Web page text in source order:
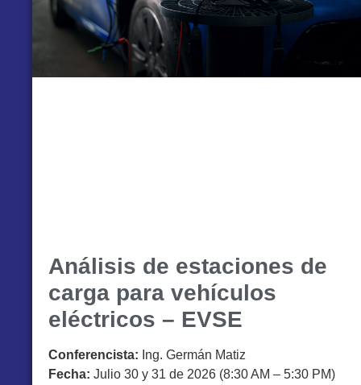
Análisis de estaciones de
carga para vehículos
eléctricos – EVSE
Conferencista: Ing. Germán Matiz
Fecha: Julio 30 y 31 de 2026 (8:30 AM – 5:30 PM)